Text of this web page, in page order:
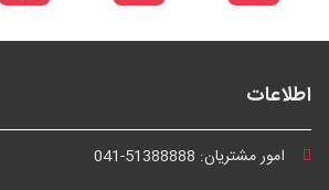
اطلاعات
امور مشتریان: 041-51388888